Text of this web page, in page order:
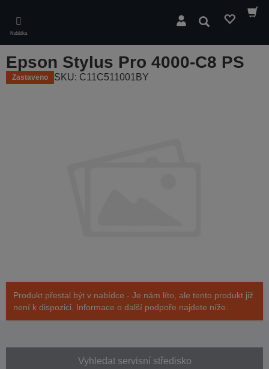
main
content
Nabídka
Hledat
Epson Stylus Pro 4000-C8 PS
Zastaveno SKU: C11C511001BY
Produkt přestal být v nabídce - Je nám líto, ale tento produkt již
není k dispozici. Informace o další podpoře najdete níže.
Vyhledat servisní středisko